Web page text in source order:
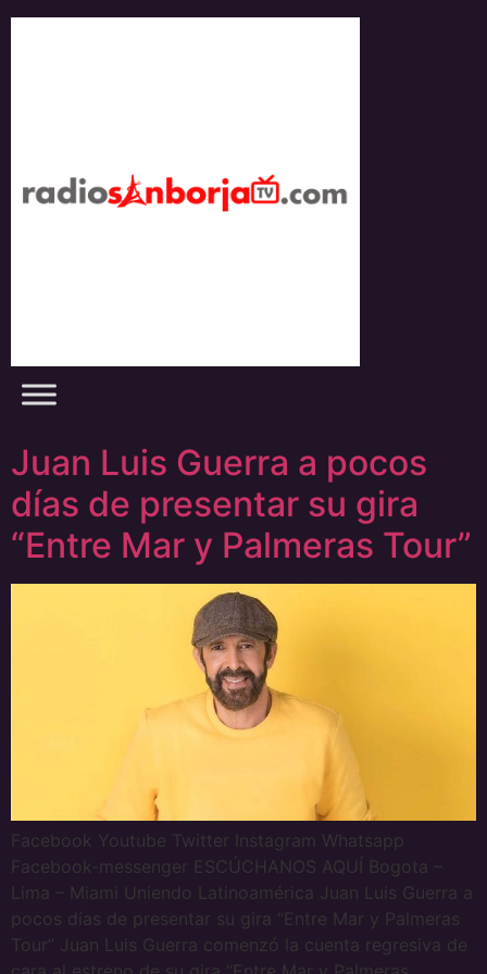
Skip
Juan Luis Guerra a pocos
días de presentar su gira
“Entre Mar y Palmeras Tour”
Facebook Youtube Twitter Instagram Whatsapp
Facebook-messenger ESCÚCHANOS AQUÍ Bogota –
Lima – Miami Uniendo Latinoamérica Juan Luis Guerra a
pocos días de presentar su gira “Entre Mar y Palmeras
Tour” Juan Luis Guerra comenzó la cuenta regresiva de